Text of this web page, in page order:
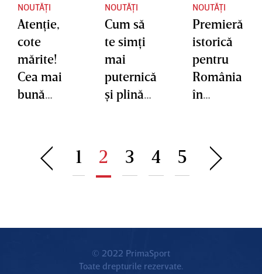
NOUTĂȚI
Atenţie,
cote
mărite!
Cea mai
bună
- Bosnia
NOUTĂȚI
Cum să
te simţi
mai
puternică
şi plină
în ziua
de
astăzi?
NOUTĂȚI
Premieră
istorică
pentru
România
în
”Odoam
ne”
1 2 3 4 5
© 2022 PrimaSport
Toate drepturile rezervate.